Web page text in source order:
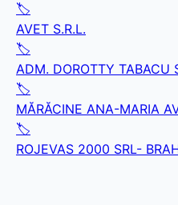
🏷️
AVET S.R.L.
🏷️
ADM. DOROTTY TABACU
🏷️
MĂRĂCINE ANA-MARIA
🏷️
ROJEVAS 2000 SRL-